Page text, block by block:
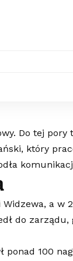
Do tej pory
który
a w
do zarządu,
ponad 100